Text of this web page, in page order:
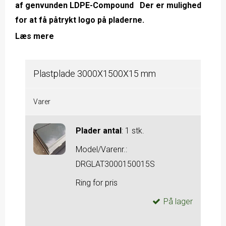
af genvunden LDPE-Compound Der er mulighed
for at få påtrykt logo på pladerne.
Læs mere
Plastplade 3000X1500X15 mm
Varer
Plader antal : 1 stk.
Model/Varenr.:
DRGLAT3000150015S
Ring for pris
På lager